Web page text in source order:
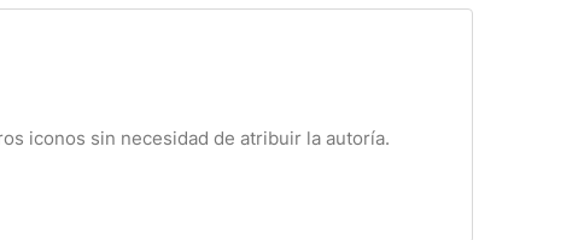
iconos sin necesidad de atribuir la autoría.